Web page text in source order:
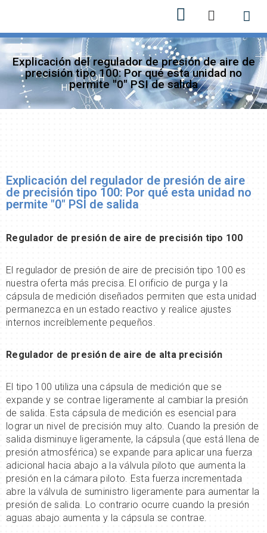
Explicación del regulador de presión de aire de
precisión tipo 100: Por qué esta unidad no
permite "0" PSI de salida
Explicación del regulador de presión de aire
de precisión tipo 100: Por qué esta unidad no
permite "0" PSI de salida
Regulador de presión de aire de precisión tipo 100
El regulador de presión de aire de precisión tipo 100 es
nuestra oferta más precisa. El orificio de purga y la
cápsula de medición diseñados permiten que esta unidad
permanezca en un estado reactivo y realice ajustes
internos increíblemente pequeños.
Regulador de presión de aire de alta precisión
El tipo 100 utiliza una cápsula de medición que se
expande y se contrae ligeramente al cambiar la presión
de salida. Esta cápsula de medición es esencial para
lograr un nivel de precisión muy alto. Cuando la presión de
salida disminuye ligeramente, la cápsula (que está llena de
presión atmosférica) se expande para aplicar una fuerza
adicional hacia abajo a la válvula piloto que aumenta la
presión en la cámara piloto. Esta fuerza incrementada
abre la válvula de suministro ligeramente para aumentar la
presión de salida. Lo contrario ocurre cuando la presión
aguas abajo aumenta y la cápsula se contrae.